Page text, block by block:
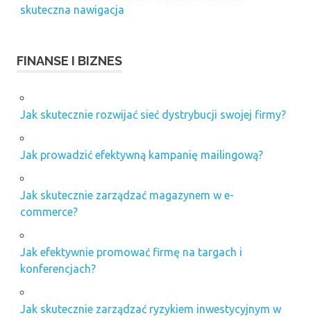
skuteczna nawigacja
FINANSE I BIZNES
Jak skutecznie rozwijać sieć dystrybucji swojej firmy?
Jak prowadzić efektywną kampanię mailingową?
Jak skutecznie zarządzać magazynem w e-
commerce?
Jak efektywnie promować firmę na targach i
konferencjach?
Jak skutecznie zarządzać ryzykiem inwestycyjnym w